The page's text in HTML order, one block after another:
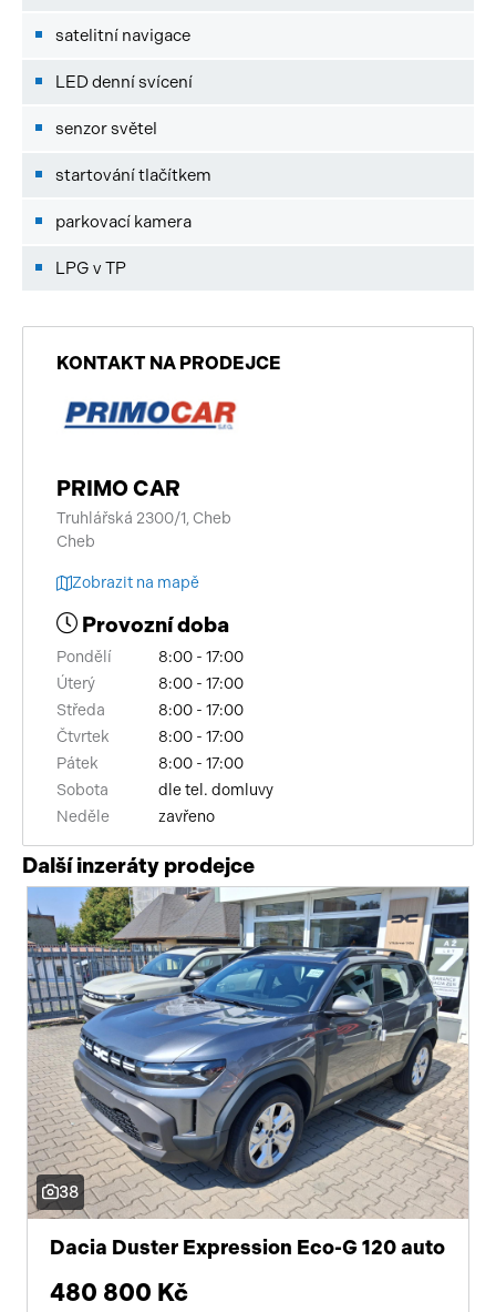
satelitní navigace
LED denní svícení
senzor světel
startování tlačítkem
parkovací kamera
LPG v TP
KONTAKT NA PRODEJCE
PRIMO CAR
Truhlářská 2300/1, Cheb
Cheb
Zobrazit na mapě
Provozní doba
Pondělí
8:00 - 17:00
Úterý
8:00 - 17:00
Středa
8:00 - 17:00
Čtvrtek
8:00 - 17:00
Pátek
8:00 - 17:00
Sobota
dle tel. domluvy
Neděle
zavřeno
Další inzeráty prodejce
38
Dacia Duster Expression Eco-G 120 auto
480 800 Kč